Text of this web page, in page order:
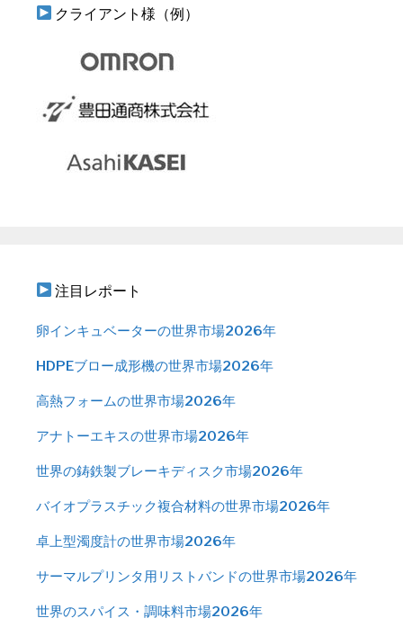
クライアント様（例）
注目レポート
卵インキュベーターの世界市場2026年
HDPEブロー成形機の世界市場2026年
高熱フォームの世界市場2026年
アナトーエキスの世界市場2026年
世界の鋳鉄製ブレーキディスク市場2026年
バイオプラスチック複合材料の世界市場2026年
卓上型濁度計の世界市場2026年
サーマルプリンタ用リストバンドの世界市場2026年
世界のスパイス・調味料市場2026年